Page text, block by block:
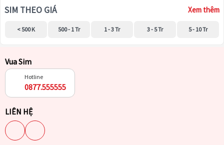
SIM THEO GIÁ Xem thêm
< 500 K 500 - 1 Tr 1 - 3 Tr 3 - 5 Tr 5 - 10 Tr
Vua Sim
Hotline
0877.555555
LIÊN HỆ